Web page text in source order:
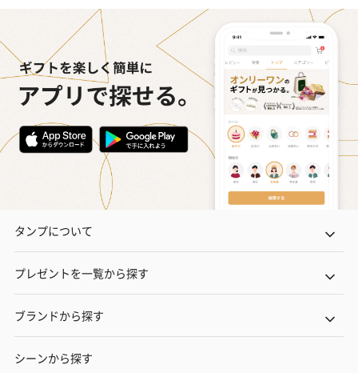
タンプについて
プレゼントを一覧から探す
ブランドから探す
シーンから探す